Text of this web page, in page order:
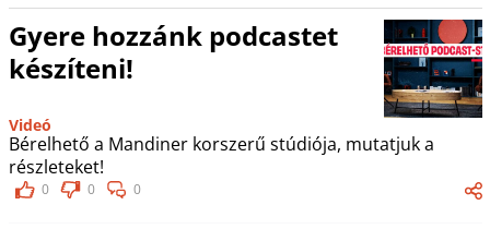
Gyere hozzánk podcastet
készíteni!
Videó
Bérelhető a Mandiner korszerű stúdiója, mutatjuk a
részleteket!
0 0 0